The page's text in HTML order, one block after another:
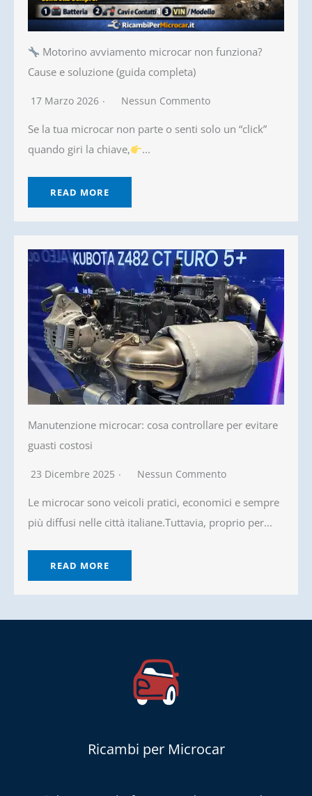
Motorino avviamento microcar non funziona?
Cause e soluzione (guida completa)
17 Marzo 2026 Nessun Commento
Se la tua microcar non parte o senti solo un “click”
quando giri la chiave,
...
READ MORE
Manutenzione microcar: cosa controllare per evitare
guasti costosi
23 Dicembre 2025 Nessun Commento
Le microcar sono veicoli pratici, economici e sempre
più diffusi nelle città italiane.Tuttavia, proprio per...
READ MORE
Ricambi per Microcar